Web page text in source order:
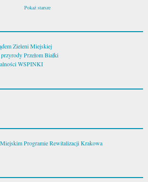
Pokaż starsze
Zieleni Miejskiej
Przełom Białki
WSPINKI
Programie Rewitalizacji Krakowa